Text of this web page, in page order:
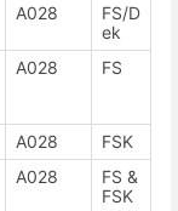
A028
FS/D
ek
A028 FS
A028
FSK
A028
FS &
FSK